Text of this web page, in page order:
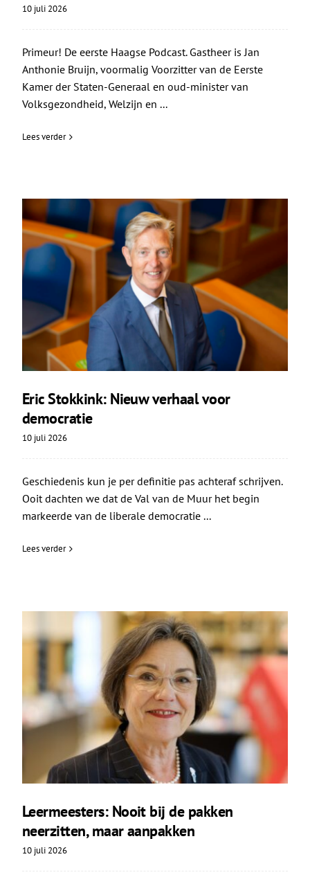
10 juli 2026
Primeur! De eerste Haagse Podcast. Gastheer is Jan
Anthonie Bruijn, voormalig Voorzitter van de Eerste
Kamer der Staten-Generaal en oud-minister van
Volksgezondheid, Welzijn en ...
Lees verder
Eric Stokkink: Nieuw verhaal voor
democratie
10 juli 2026
Geschiedenis kun je per definitie pas achteraf schrijven.
Ooit dachten we dat de Val van de Muur het begin
markeerde van de liberale democratie ...
Lees verder
Leermeesters: Nooit bij de pakken
neerzitten, maar aanpakken
10 juli 2026